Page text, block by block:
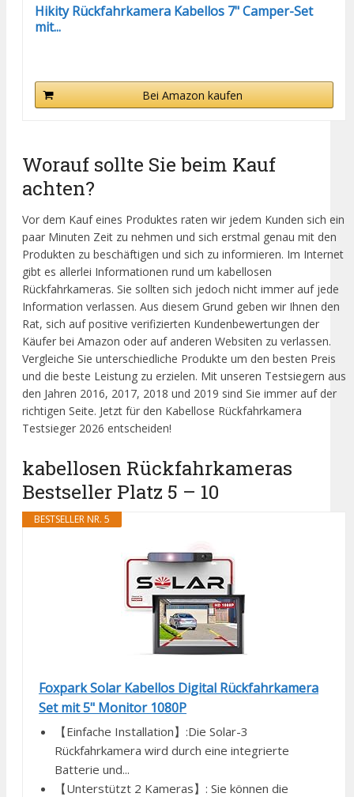
Hikity Rückfahrkamera Kabellos 7" Camper-Set
mit...
Bei Amazon kaufen
Worauf sollte Sie beim Kauf
achten?
Vor dem Kauf eines Produktes raten wir jedem Kunden sich ein
paar Minuten Zeit zu nehmen und sich erstmal genau mit den
Produkten zu beschäftigen und sich zu informieren. Im Internet
gibt es allerlei Informationen rund um kabellosen
Rückfahrkameras. Sie sollten sich jedoch nicht immer auf jede
Information verlassen. Aus diesem Grund geben wir Ihnen den
Rat, sich auf positive verifizierten Kundenbewertungen der
Käufer bei Amazon oder auf anderen Websiten zu verlassen.
Vergleiche Sie unterschiedliche Produkte um den besten Preis
und die beste Leistung zu erzielen. Mit unseren Testsiegern aus
den Jahren 2016, 2017, 2018 und 2019 sind Sie immer auf der
richtigen Seite. Jetzt für den Kabellose Rückfahrkamera
Testsieger 2026 entscheiden!
kabellosen Rückfahrkameras
Bestseller Platz 5 – 10
BESTSELLER NR. 5
Foxpark Solar Kabellos Digital Rückfahrkamera
Set mit 5" Monitor 1080P
【Einfache Installation】:Die Solar-3
Rückfahrkamera wird durch eine integrierte
Batterie und...
【Unterstützt 2 Kameras】: Sie können die